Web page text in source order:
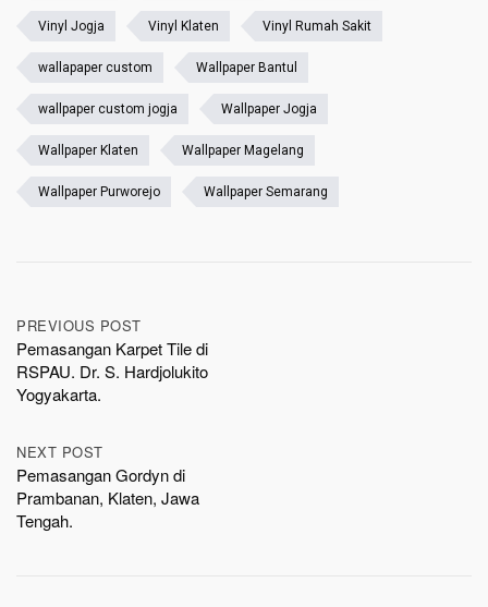
Vinyl Jogja Vinyl Klaten Vinyl Rumah Sakit
wallapaper custom Wallpaper Bantul
wallpaper custom jogja Wallpaper Jogja
Wallpaper Klaten Wallpaper Magelang
Wallpaper Purworejo Wallpaper Semarang
Post
navigation
PREVIOUS POST
Pemasangan Karpet Tile di
RSPAU. Dr. S. Hardjolukito
Yogyakarta.
NEXT POST
Pemasangan Gordyn di
Prambanan, Klaten, Jawa
Tengah.